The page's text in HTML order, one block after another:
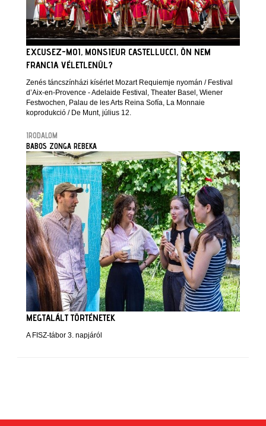
EXCUSEZ-MOI, MONSIEUR CASTELLUCCI, ÖN NEM
FRANCIA VÉLETLENÜL?
Zenés táncszínházi kísérlet Mozart Requiemje nyomán / Festival
d’Aix-en-Provence - Adelaide Festival, Theater Basel, Wiener
Festwochen, Palau de les Arts Reina Sofía, La Monnaie
koprodukció / De Munt, július 12.
IRODALOM
BABOS ZONGA REBEKA
MEGTALÁLT TÖRTÉNETEK
A FISZ-tábor 3. napjáról